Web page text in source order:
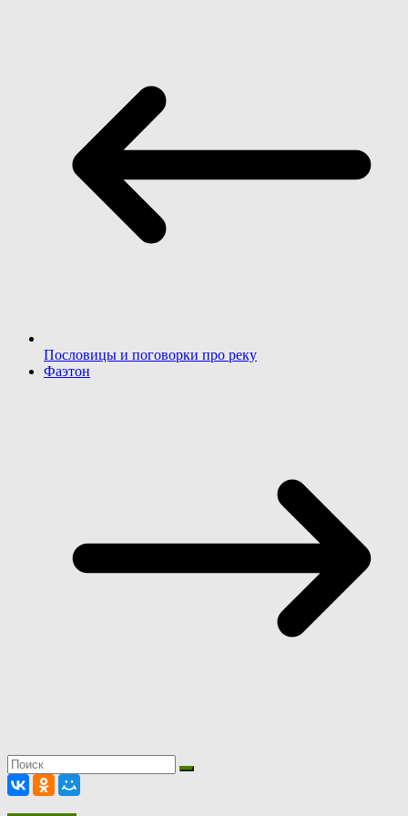
Пословицы и поговорки про реку
Фаэтон